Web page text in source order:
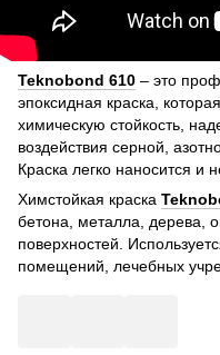
Teknobond 610 – это
эпоксидная краска,
химическую стойкость,
воздействия серной,
Краска легко наносится и
Химстойкая краска
бетона, металла, дерева,
поверхностей.
помещений, лечебных